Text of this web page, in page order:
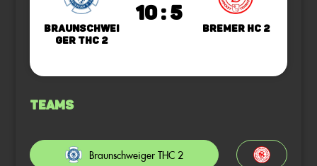
Braunschwei
ger THC 2
10 : 5
Bremer HC 2
Teams
Braunschweiger THC 2